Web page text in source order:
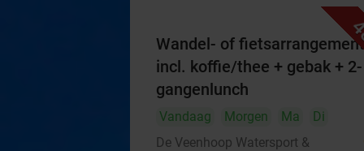
Wandel- of fietsarrangement
incl. koffie/thee + gebak + 2-
gangenlunch
Vandaag Morgen Ma
Di
De Veenhoop Watersport &